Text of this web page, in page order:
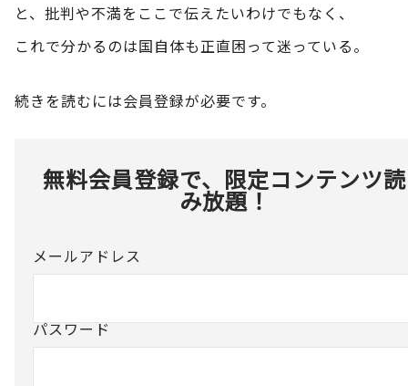
と、批判や不満をここで伝えたいわけでもなく、
これで分かるのは国自体も正直困って迷っている。
続きを読むには会員登録が必要です。
無料会員登録で、限定コンテンツ読
み放題！
メールアドレス
パスワード